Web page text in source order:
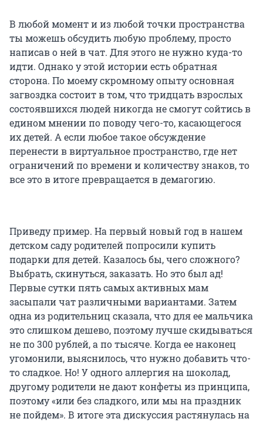
В любой момент и из любой точки пространства
ты можешь обсудить любую проблему, просто
написав о ней в чат. Для этого не нужно куда-то
идти. Однако у этой истории есть обратная
сторона. По моему скромному опыту основная
загвоздка состоит в том, что тридцать взрослых
состоявшихся людей никогда не смогут сойтись в
едином мнении по поводу чего-то, касающегося
их детей. А если любое такое обсуждение
перенести в виртуальное пространство, где нет
ограничений по времени и количеству знаков, то
все это в итоге превращается в демагогию.
Приведу пример. На первый новый год в нашем
детском саду родителей попросили купить
подарки для детей. Казалось бы, чего сложного?
Выбрать, скинуться, заказать. Но это был ад!
Первые сутки пять самых активных мам
засыпали чат различными вариантами. Затем
одна из родительниц сказала, что для ее мальчика
это слишком дешево, поэтому лучше скидываться
не по 300 рублей, а по тысяче. Когда ее наконец
угомонили, выяснилось, что нужно добавить что-
то сладкое. Но! У одного аллергия на шоколад,
другому родители не дают конфеты из принципа,
поэтому «или без сладкого, или мы на праздник
не пойдем». В итоге эта дискуссия растянулась на